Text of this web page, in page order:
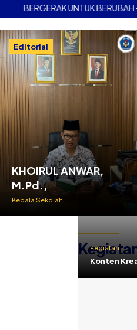
UNTUK BERUBAH -
Editorial
KHOIRUL ANWAR,
M.Pd.,
Kepala Sekolah
Kegiatan
Konten